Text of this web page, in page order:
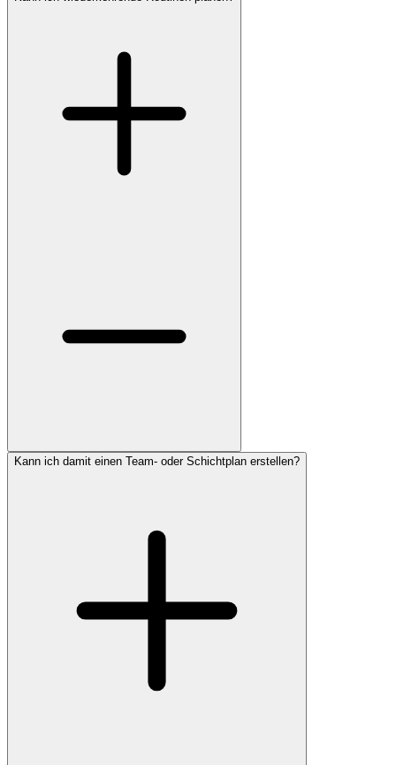
Kann ich damit einen Team- oder Schichtplan erstellen?